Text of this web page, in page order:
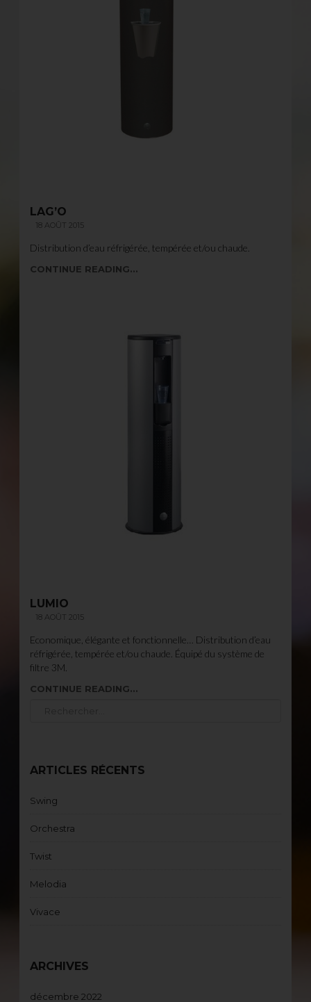
LAG’O
18 AOÛT 2015
Distribution d’eau réfrigérée, tempérée et/ou chaude.
CONTINUE READING...
LUMIO
18 AOÛT 2015
Economique, élégante et fonctionnelle… Distribution d’eau
réfrigérée, tempérée et/ou chaude. Équipé du système de
filtre 3M.
CONTINUE READING...
ARTICLES RÉCENTS
Swing
Orchestra
Twist
Melodia
Vivace
ARCHIVES
décembre 2022